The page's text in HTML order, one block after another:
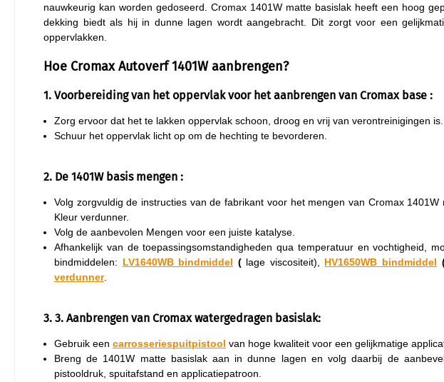
nauwkeurig kan worden gedoseerd. Cromax 1401W matte basislak heeft een hoog
dekking biedt als hij in dunne lagen wordt aangebracht. Dit zorgt voor een
oppervlakken.
Hoe Cromax Autoverf 1401W aanbrengen?
1. Voorbereiding van het oppervlak voor het aanbrengen van Cromax base :
Zorg ervoor dat het te lakken oppervlak schoon, droog en vrij van verontreinigingen is.
Schuur het oppervlak licht op om de hechting te bevorderen.
2. De 1401W basis mengen :
Volg zorgvuldig de instructies van de fabrikant voor het mengen van Cromax
Kleur verdunner.
Volg de aanbevolen Mengen voor een juiste katalyse.
Afhankelijk van de toepassingsomstandigheden qua temperatuur en vochtigheid,
bindmiddelen: LV1640WB bindmiddel ( lage viscositeit), HV1650WB bindmiddel
verdunner.
3. 3. Aanbrengen van Cromax watergedragen basislak:
Gebruik een carrosseriespuitpistool van hoge kwaliteit voor een gelijkmatige
Breng de 1401W matte basislak aan in dunne lagen en volg daarbij de
pistooldruk, spuitafstand en applicatiepatroon.